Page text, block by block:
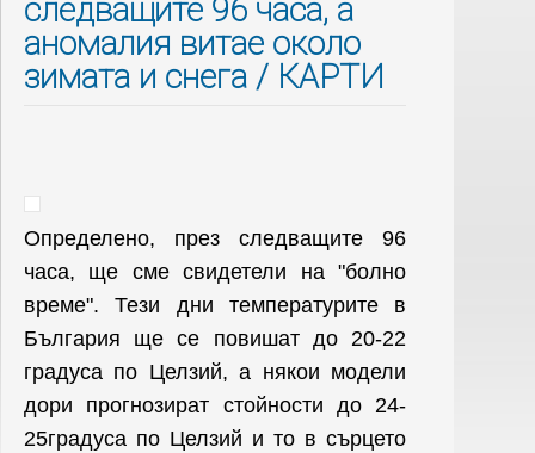
следващите 96 часа, а
аномалия витае около
зимата и снега / КАРТИ
Определено, през следващите 96
часа, ще сме свидетели на "болно
време". Тези дни температурите в
България ще се повишат до 20-22
градуса по Целзий, а някои модели
дори прогнозират стойности до 24-
25градуса по Целзий и то в сърцето